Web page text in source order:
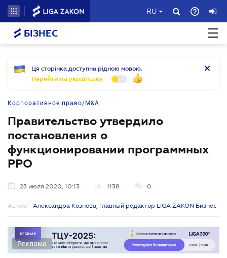
RU
БІЗНЕС
Ця сторінка доступна рідною мовою.
Перейти на українську
Корпоративное право/M&A
Правительство утвердило
постановления о
функционировании программных
РРО
23 июля 2020, 10:13 1138 0
Автор: Александра Кознова, главный редактор LIGA ZAKON Бизнес
Реклама